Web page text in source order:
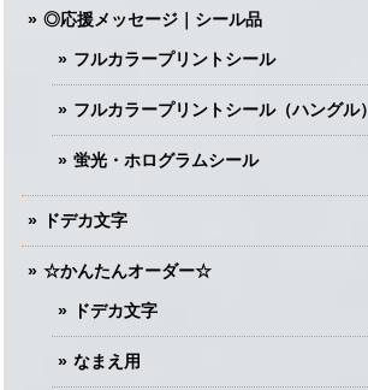
◎応援メッセージ｜シール品
フルカラープリントシール
フルカラープリントシール（ハングル）
蛍光・ホログラムシール
ドデカ文字
☆かんたんオーダー☆
ドデカ文字
なまえ用